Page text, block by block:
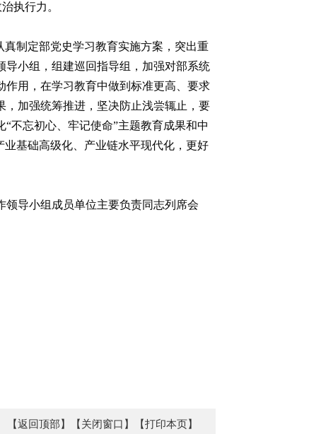
执行力。
制定部党史学习教育实施方案，突出重
小组，组建巡回指导组，加强对部系统
用，在学习教育中做到标准更高、要求
加强统筹推进，坚决防止浅尝辄止，要
不忘初心、牢记使命”主题教育成果和中
基础高级化、产业链水平现代化，更好
导小组成员单位主要负责同志列席会
【返回顶部】 【关闭窗口】 【打印本页】